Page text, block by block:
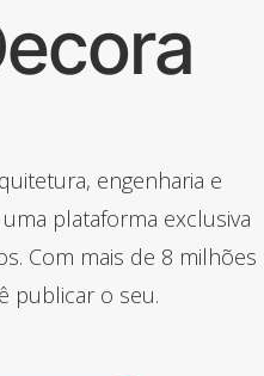
engenharia e
plataforma exclusiva
Com mais de 8 milhões
publicar o seu.